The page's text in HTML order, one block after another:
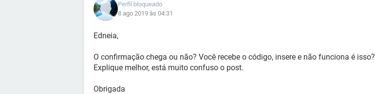
Perfil bloqueado
8 ago 2019 às 04:31
Edneia,
O confirmação chega ou não? Você recebe o código, insere e não funciona é isso?
Explique melhor, está muito confuso o post.
Obrigada